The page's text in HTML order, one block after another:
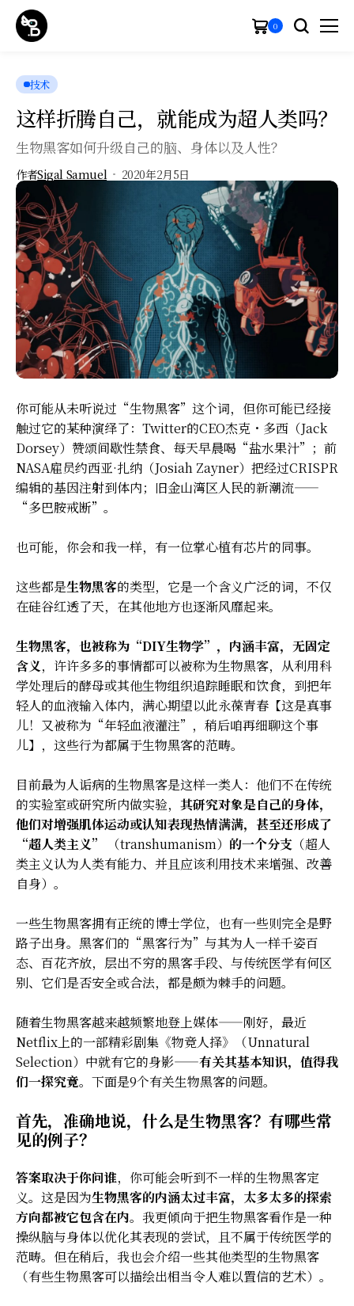
0
技术
这样折腾自己，就能成为超人类吗？
生物黑客如何升级自己的脑、身体以及人性？
作者Sigal Samuel 2020年2月5日
你可能从未听说过“生物黑客”这个词，但你可能已经接
触过它的某种演绎了：Twitter的CEO杰克・多西（Jack
Dorsey）赞颂间歇性禁食、每天早晨喝“盐水果汁”；前
NASA雇员约西亚·扎纳（Josiah Zayner）把经过CRISPR
编辑的基因注射到体内；旧金山湾区人民的新潮流——
“多巴胺戒断” 。
也可能，你会和我一样，有一位掌心植有芯片的同事。
这些都是生物黑客的类型，它是一个含义广泛的词，不仅
在硅谷红透了天，在其他地方也逐渐风靡起来。
生物黑客，也被称为“DIY生物学”，内涵丰富，无固定
含义，许许多多的事情都可以被称为生物黑客，从利用科
学处理后的酵母或其他生物组织追踪睡眠和饮食，到把年
轻人的血液输入体内，满心期望以此永葆青春【这是真事
儿！又被称为“年轻血液灌注”，稍后咱再细聊这个事
儿】，这些行为都属于生物黑客的范畴。
目前最为人诟病的生物黑客是这样一类人：他们不在传统
的实验室或研究所内做实验， 其研究对象是自己的身体，
他们对增强肌体运动或认知表现热情满满，甚至还形成了
“超人类主义”
（transhumanism） 的一个分支 （超人
类主义认为人类有能力、并且应该利用技术来增强、改善
自身）。
一些生物黑客拥有正统的博士学位，也有一些则完全是野
路子出身。黑客们的“黑客行为”与其为人一样千姿百
态、百花齐放，层出不穷的黑客手段、与传统医学有何区
别、它们是否安全或合法，都是颇为棘手的问题。
随着生物黑客越来越频繁地登上媒体——刚好，最近
Netflix上的一部精彩剧集《物竞人择》（Unnatural
Selection）中就有它的身影——有关其基本知识，值得我
们一探究竟。下面是9个有关生物黑客的问题。
首先，准确地说，什么是生物黑客？有哪些常
见的例子？
答案取决于你问谁，你可能会听到不一样的生物黑客定
义。这是因为生物黑客的内涵太过丰富，太多太多的探索
方向都被它包含在内。我更倾向于把生物黑客看作是一种
操纵脑与身体以优化其表现的尝试，且不属于传统医学的
范畴。但在稍后，我也会介绍一些其他类型的生物黑客
（有些生物黑客可以描绘出相当令人难以置信的艺术）。